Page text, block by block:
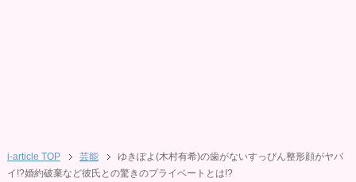
i-article TOP 芸能
ゆきぽよ(木村有希)の歯がないすっぴん整形顔がヤバ
イ!?婚約破棄など彼氏との驚きのプライベートとは!?